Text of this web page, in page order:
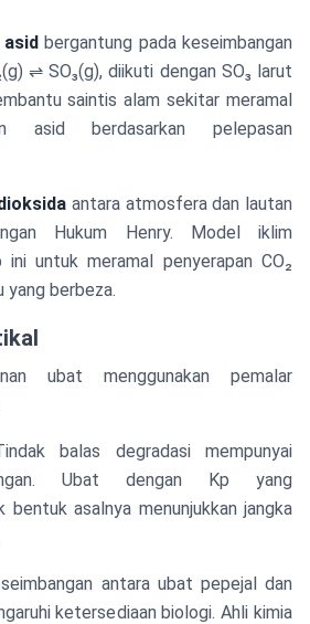
asidbergantung pada keseimbangan
⇌ SO₃(g), diikuti dengan SO₃ larut
saintis alam sekitar meramal
asid berdasarkan pelepasan
antara atmosfera dan lautan
Hukum Henry. Model iklim
ini untuk meramal penyerapan CO₂
yang berbeza.
ubat menggunakan pemalar
balas degradasi mempunyai
Ubat dengan Kp yang
bentuk asalnya menunjukkan jangka
antara ubat pepejal dan
ketersediaan biologi. Ahli kimia